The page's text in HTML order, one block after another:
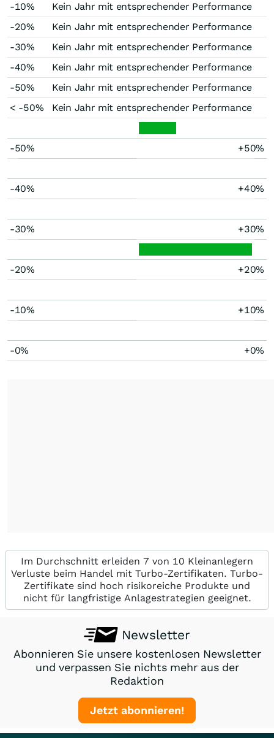
-10%
Kein Jahr mit entsprechender Performance
-20%
Kein Jahr mit entsprechender Performance
-30%
Kein Jahr mit entsprechender Performance
-40%
Kein Jahr mit entsprechender Performance
-50%
Kein Jahr mit entsprechender Performance
< -50%
Kein Jahr mit entsprechender Performance
-50% +50%
-40% +40%
-30% +30%
-20% +20%
-10% +10%
-0% +0%
Im Durchschnitt erleiden 7 von 10 Kleinanlegern
Verluste beim Handel mit Turbo-Zertifikaten. Turbo-
Zertifikate sind hoch risikoreiche Produkte und
nicht für langfristige Anlagestrategien geeignet.
Newsletter
Abonnieren Sie unsere kostenlosen Newsletter
und verpassen Sie nichts mehr aus der
Redaktion
Jetzt abonnieren!